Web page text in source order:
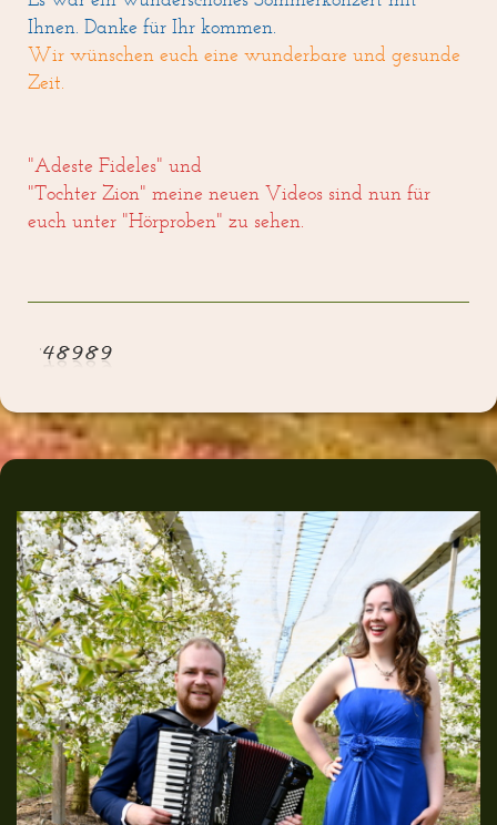
Ihnen. Danke für Ihr kommen.
Wir wünschen euch eine wunderbare und gesunde
Zeit.
"Adeste Fideles" und
"Tochter Zion" meine neuen Videos sind nun für
euch unter "Hörproben" zu sehen.